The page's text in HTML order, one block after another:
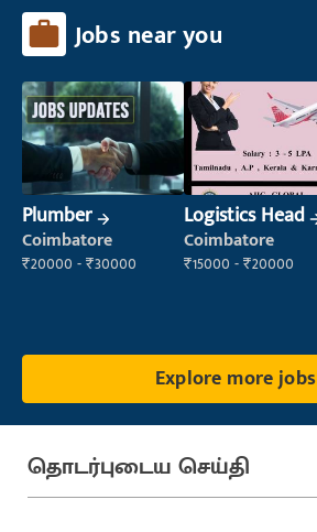
Jobs near you
Plumber
Coimbatore
₹20000 - ₹30000
Logistics Head
Coimbatore
₹15000 - ₹20000
Explore more jobs
தொடர்புடைய செய்தி